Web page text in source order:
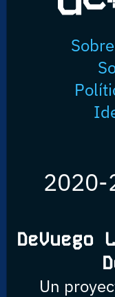
2020-
DeVuego
Un